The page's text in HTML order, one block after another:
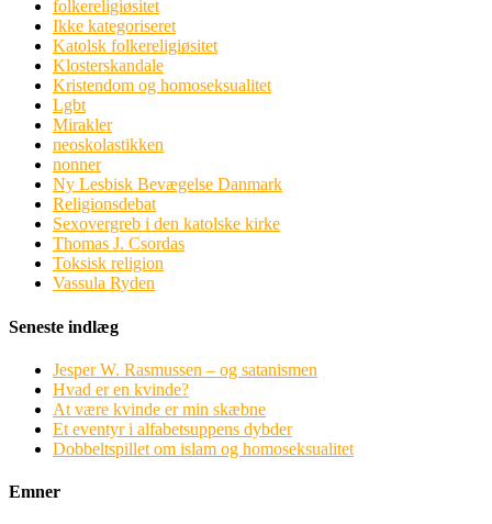
folkereligiøsitet
Ikke kategoriseret
Katolsk folkereligiøsitet
Klosterskandale
Kristendom og homoseksualitet
Lgbt
Mirakler
neoskolastikken
nonner
Ny Lesbisk Bevægelse Danmark
Religionsdebat
Sexovergreb i den katolske kirke
Thomas J. Csordas
Toksisk religion
Vassula Ryden
Seneste indlæg
Jesper W. Rasmussen – og satanismen
Hvad er en kvinde?
At være kvinde er min skæbne
Et eventyr i alfabetsuppens dybder
Dobbeltspillet om islam og homoseksualitet
Emner